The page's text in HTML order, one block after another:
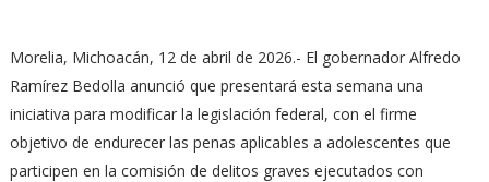
Morelia, Michoacán, 12 de abril de 2026.- El gobernador Alfredo
Ramírez Bedolla anunció que presentará esta semana una
iniciativa para modificar la legislación federal, con el firme
objetivo de endurecer las penas aplicables a adolescentes que
participen en la comisión de delitos graves ejecutados con